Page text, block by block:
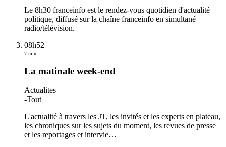
Le 8h30 franceinfo est le rendez-vous quotidien d'actualité
politique, diffusé sur la chaîne franceinfo en simultané
radio/télévision.
08h52
7 min
La matinale week-end
Actualites
-Tout
L'actualité à travers les JT, les invités et les experts en plateau,
les chroniques sur les sujets du moment, les revues de presse
et les reportages et intervie…